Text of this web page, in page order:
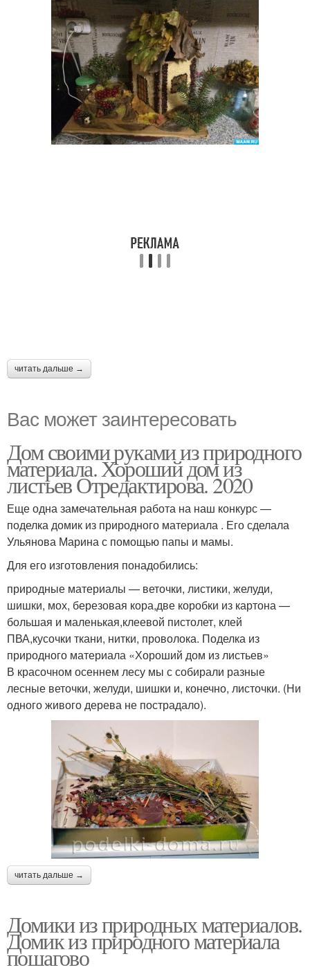
читать дальше →
Вас может заинтересовать
Дом своими руками из природного
материала. Хороший дом из
листьев Отредактирова. 2020
Еще одна замечательная работа на наш конкурс —
поделка домик из природного материала . Его сделала
Ульянова Марина с помощью папы и мамы.
Для его изготовления понадобились:
природные материалы — веточки, листики, желуди,
шишки, мох, березовая кора,две коробки из картона —
большая и маленькая,клеевой пистолет, клей
ПВА,кусочки ткани, нитки, проволока. Поделка из
природного материала «Хороший дом из листьев»
В красочном осеннем лесу мы с собирали разные
лесные веточки, желуди, шишки и, конечно, листочки. (Ни
одного живого дерева не пострадало).
читать дальше →
Домики из природных материалов.
Домик из природного материала
пошагово